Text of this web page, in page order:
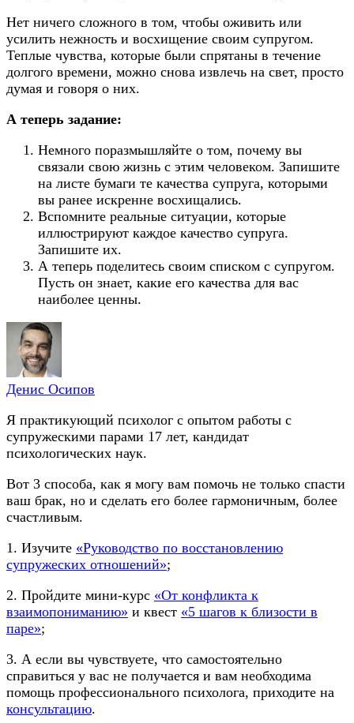
Нет ничего сложного в том, чтобы оживить или
усилить нежность и восхищение своим супругом.
Теплые чувства, которые были спрятаны в течение
долгого времени, можно снова извлечь на свет, просто
думая и говоря о них.
А теперь задание:
Немного поразмышляйте о том, почему вы
связали свою жизнь с этим человеком. Запишите
на листе бумаги те качества супруга, которыми
вы ранее искренне восхищались.
Вспомните реальные ситуации, которые
иллюстрируют каждое качество супруга.
Запишите их.
А теперь поделитесь своим списком с супругом.
Пусть он знает, какие его качества для вас
наиболее ценны.
Денис Осипов
Я практикующий психолог с опытом работы с
супружескими парами 17 лет, кандидат
психологических наук.
Вот 3 способа, как я могу вам помочь не только спасти
ваш брак, но и сделать его более гармоничным, более
счастливым.
1. Изучите «Руководство по восстановлению
супружеских отношений»;
2. Пройдите мини-курс «От конфликта к
взаимопониманию» и квест «5 шагов к близости в
паре»;
3. А если вы чувствуете, что самостоятельно
справиться у вас не получается и вам необходима
помощь профессионального психолога, приходите на
консультацию.